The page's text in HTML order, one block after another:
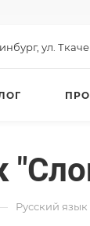
ул.
Русский